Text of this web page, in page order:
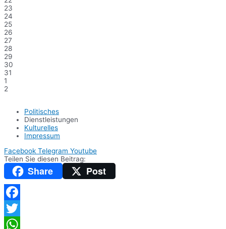
23
24
25
26
27
28
29
30
31
1
2
Politisches
Dienstleistungen
Kulturelles
Impressum
Facebook Telegram Youtube
Teilen Sie diesen Beitrag:
Share Post
Facebook
Twitter